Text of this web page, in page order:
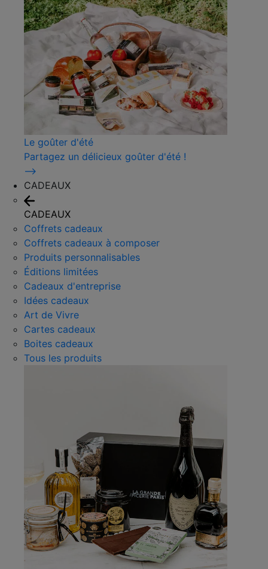
Le goûter d'été
Partagez un délicieux goûter d'été !
⟶
CADEAUX
CADEAUX
Coffrets cadeaux
Coffrets cadeaux à composer
Produits personnalisables
Éditions limitées
Cadeaux d'entreprise
Idées cadeaux
Art de Vivre
Cartes cadeaux
Boites cadeaux
Tous les produits